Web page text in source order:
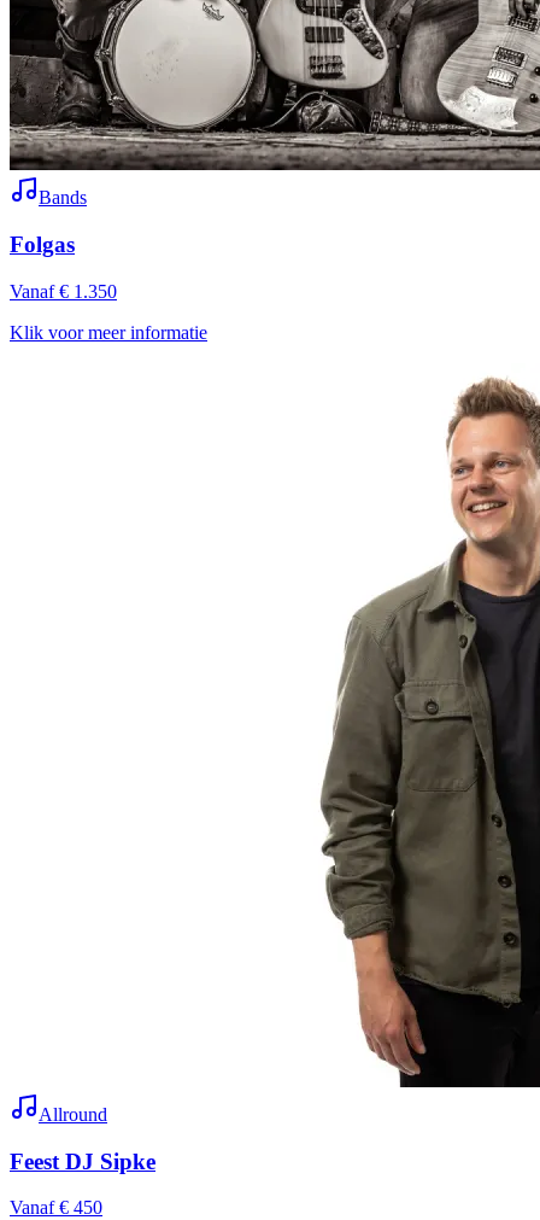
Bands
Folgas
Vanaf € 1.350
Klik voor meer informatie
Allround
Feest DJ Sipke
Vanaf € 450